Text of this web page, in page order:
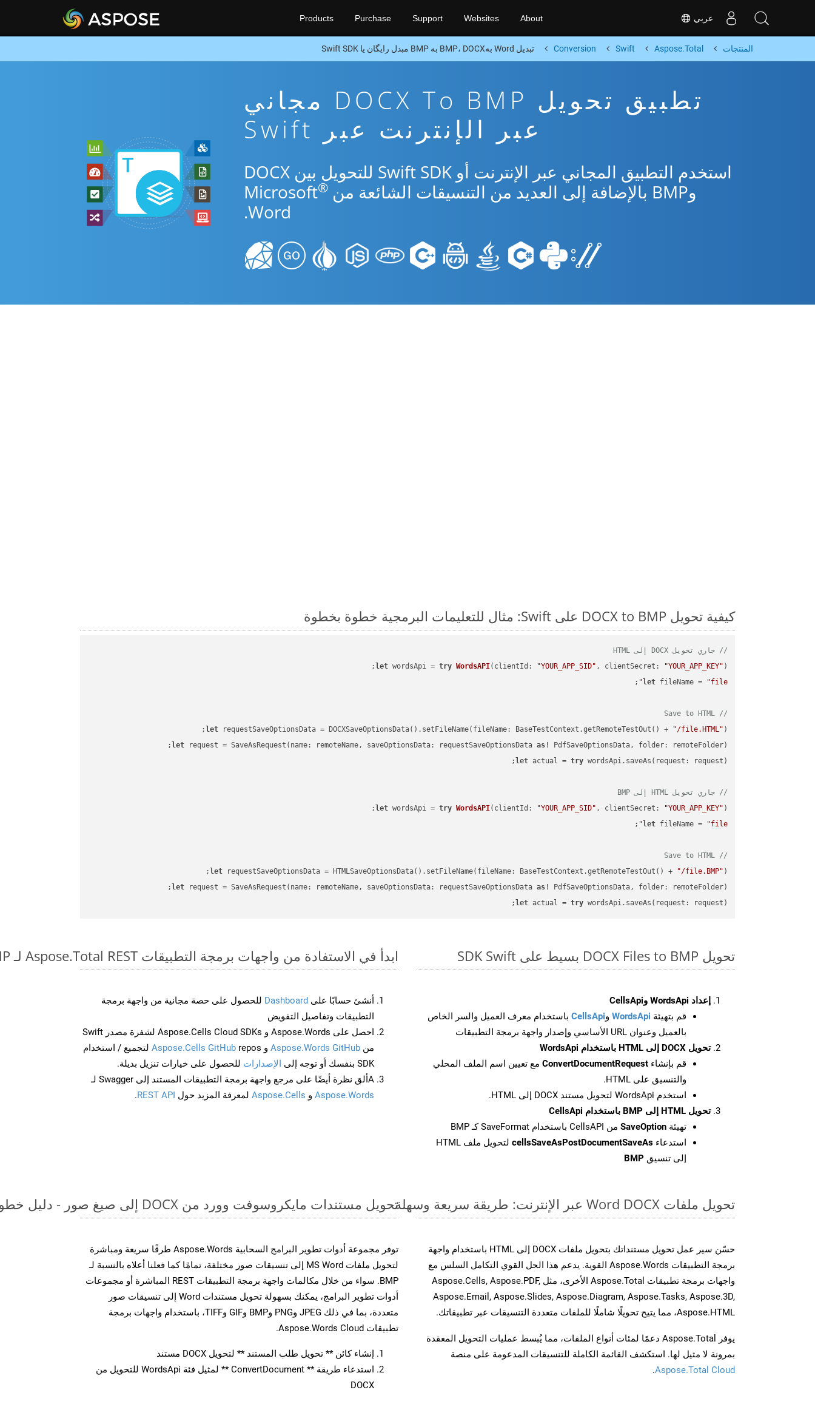
عربي Products Purchase Support Websites About
المنتجات Aspose.Total
Swift
Conversion تبدیل Word بهBMP، DOCX به BMP مبدل رایگان یا Swift SDK
تطبيق تحويل DOCX To BMP مجاني
عبر الإنترنت عبر Swift
استخدم التطبيق المجاني عبر الإنترنت أو Swift SDK للتحويل بين DOCX
وBMP بالإضافة إلى العديد من التنسيقات الشائعة من Microsoft
®
Word.
كيفية تحويل DOCX to BMP على Swift: مثال للتعليمات البرمجية خطوة بخطوة
// جاري تحويل DOCX إلى HTML
let wordsApi = try WordsAPI( clientId: "YOUR_APP_SID" , clientSecret: "YOUR_APP_KEY" )
;
let fileName = "file"
// Save to HTML
let requestSaveOptionsData = DOCXSaveOptionsData().setFileName(fileName: BaseTestContext.getRemoteTestOut() + "/file.HTML" );
let request = SaveAsRequest(name: remoteName, saveOptionsData: requestSaveOptionsData as! PdfSaveOptionsData, folder: remoteFolder);
let actual = try
// جاري تحويل HTML إلى BMP
let wordsApi = try WordsAPI( clientId: "YOUR_APP_SID" , clientSecret: "YOUR_APP_KEY" )
;
let fileName = "file"
// Save to HTML
let requestSaveOptionsData = HTMLSaveOptionsData().setFileName(fileName: BaseTestContext.getRemoteTestOut() + "/file.BMP" );
let request = SaveAsRequest(name: remoteName, saveOptionsData: requestSaveOptionsData as! PdfSaveOptionsData, folder: remoteFolder);
let actual = try wordsApi.saveAs(request: request);
تحويل DOCX Files to BMP بسيط على SDK Swift
إعداد WordsApi وCellsApi
قم بتهيئة WordsApi وCellsApi باستخدام معرف العميل والسر الخاص
بالعميل وعنوان URL الأساسي وإصدار واجهة برمجة التطبيقات
تحويل DOCX إلى HTML باستخدام WordsApi
قم بإنشاء ConvertDocumentRequest مع تعيين اسم الملف المحلي
والتنسيق على HTML.
استخدم WordsApi لتحويل مستند DOCX إلى HTML.
تحويل HTML إلى BMP باستخدام CellsApi
تهيئة SaveOption من CellsAPI باستخدام SaveFormat كـ BMP
استدعاء cellsSaveAsPostDocumentSaveAs
لتحويل ملف HTML
إلى تنسيق BMP
ابدأ في الاستفادة من واجهات برمجة التطبيقات Aspose.Total REST لـ DOCX to BMP
أنشئ حسابًا على Dashboard للحصول على حصة مجانية من واجهة برمجة
التطبيقات وتفاصيل التفويض
احصل على Aspose.Words و Aspose.Cells Cloud SDKs لشفرة مصدر Swift
من Aspose.Words GitHub و Aspose.Cells GitHub repos لتجميع / استخدام
SDK بنفسك أو توجه إلى
الإصدارات للحصول على خيارات تنزيل بديلة.
Aألق نظرة أيضًا على مرجع واجهة برمجة التطبيقات المستند إلى Swagger لـ
Aspose.Words و Aspose.Cells لمعرفة المزيد حول REST API
.
تحويل ملفات Word DOCX عبر الإنترنت: طريقة سريعة وسهلة
حسّن سير عمل تحويل مستنداتك بتحويل ملفات DOCX إلى HTML باستخدام واجهة
برمجة التطبيقات Aspose.Words القوية. يدعم هذا الحل القوي التكامل السلس مع
واجهات برمجة تطبيقات Aspose.Total الأخرى، مثل Aspose.Cells, Aspose.PDF,
Aspose.Email, Aspose.Slides, Aspose.Diagram, Aspose.Tasks, Aspose.3D,
Aspose.HTML، مما يتيح تحويلًا شاملًا للملفات متعددة التنسيقات عبر تطبيقاتك.
يوفر Aspose.Total دعمًا لمئات أنواع الملفات، مما يُبسط عمليات التحويل المعقدة
بمرونة لا مثيل لها. استكشف القائمة الكاملة للتنسيقات المدعومة على منصة
Aspose.Total Cloud
.
تحويل مستندات مايكروسوفت وورد من DOCX إلى صيغ صور - دليل خطوة بخطوة
توفر مجموعة أدوات تطوير البرامج السحابية Aspose.Words طرقًا سريعة ومباشرة
لتحويل ملفات MS Word إلى تنسيقات صور مختلفة، تمامًا كما فعلنا أعلاه بالنسبة لـ
BMP. سواء من خلال مكالمات واجهة برمجة التطبيقات REST المباشرة أو مجموعات
أدوات تطوير البرامج، يمكنك بسهولة تحويل مستندات Word إلى تنسيقات صور
متعددة، بما في ذلك JPEG وPNG وBMP وGIF وTIFF، باستخدام واجهات برمجة
تطبيقات Aspose.Words Cloud.
إنشاء كائن ** تحويل طلب المستند ** لتحويل DOCX مستند
استدعاء طريقة ** ConvertDocument ** لمثيل فئة WordsApi للتحويل من
DOCX